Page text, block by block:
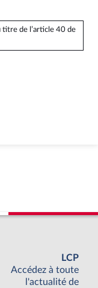
titre de l’article 40 de
LCP
Accédez à toute
l'actualité de